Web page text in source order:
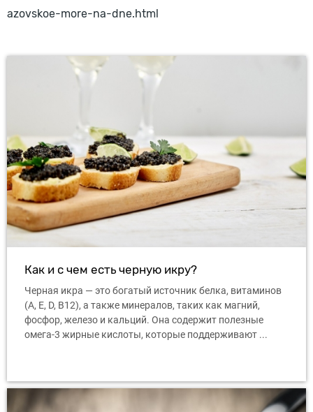
azovskoe-more-na-dne.html
Как и с чем есть черную икру?
Черная икра — это богатый источник белка, витаминов
(A, E, D, B12), а также минералов, таких как магний,
фосфор, железо и кальций. Она содержит полезные
омега-3 жирные кислоты, которые поддерживают ...